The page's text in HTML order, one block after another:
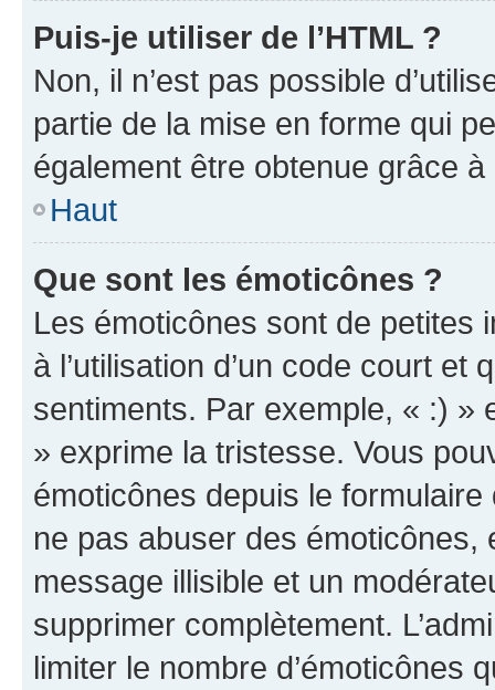
Puis-je utiliser de l’HTML ?
Non, il n’est pas possible
partie de la mise en forme qui
également être obtenue grâce à
Haut
Que sont les émoticônes ?
Les émoticônes sont de petites
à l’utilisation d’un code court et
sentiments. Par exemple, « :) »
» exprime la tristesse. Vous
émoticônes depuis le
ne pas abuser des
message illisible et un
supprimer complètement.
limiter le nombre d’émoticônes